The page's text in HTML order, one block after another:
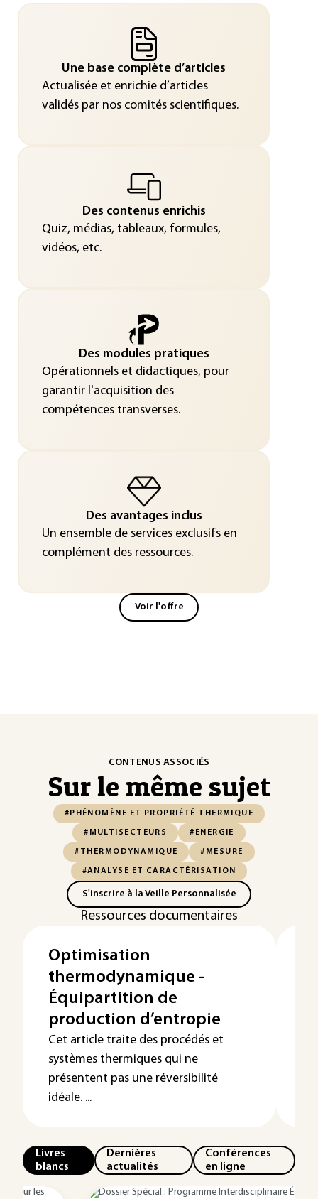
Une base complète d’articles
Actualisée et enrichie d’articles
validés par nos comités scientifiques.
Des contenus enrichis
Quiz, médias, tableaux, formules,
vidéos, etc.
Des modules pratiques
Opérationnels et didactiques, pour
garantir l'acquisition des
compétences transverses.
Des avantages inclus
Un ensemble de services exclusifs en
complément des ressources.
Voir l'offre
CONTENUS ASSOCIÉS
Sur le même sujet
#PHÉNOMÈNE ET PROPRIÉTÉ THERMIQUE
#MULTISECTEURS #ÉNERGIE
#THERMODYNAMIQUE #MESURE
#ANALYSE ET CARACTÉRISATION
S'inscrire à la Veille Personnalisée
Ressources documentaires
Optimisation
thermodynamique -
Équipartition de
production d’entropie
Cet article traite des procédés et
systèmes thermiques qui ne
présentent pas une réversibilité
idéale. ...
Livres
blancs
Dernières
actualités
Conférences
en ligne